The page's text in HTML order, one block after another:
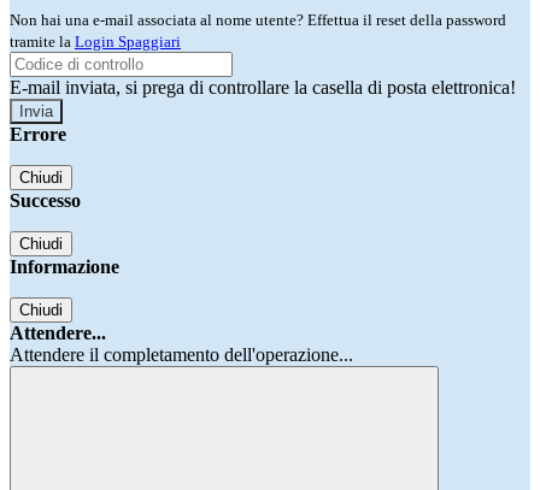
Non hai una e-mail associata al nome utente? Effettua il reset della password
tramite la Login Spaggiari
E-mail inviata, si prega di controllare la casella di posta elettronica!
Errore
Chiudi
Successo
Chiudi
Informazione
Chiudi
Attendere...
Attendere il completamento dell'operazione...